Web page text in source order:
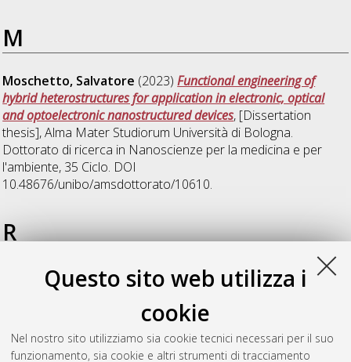
Questo sito web utilizza i
cookie
Nel nostro sito utilizziamo sia cookie tecnici necessari per il suo
funzionamento, sia cookie e altri strumenti di tracciamento
M
Moschetto, Salvatore (2023)Functional engineering of
hybrid heterostructures for application in electronic, optical
and optoelectronic nanostructured devices, [Dissertation
thesis], Alma Mater Studiorum Università di Bologna.
Dottorato di ricerca in Nanoscienze per la medicina e per
l'ambiente, 35 Ciclo. DOI
10.48676/unibo/amsdottorato/10610.
R
Reginato, Francesco (2025) Organic radicals as innovative
multifunctional materials in field-effect transistors with light-
emission, light-detection and neuromorphic characteristics
[Dissertation thesis], Alma Mater Studiorum Università di
Bologna. Dottorato di ricerca inNanoscienze per la medicina